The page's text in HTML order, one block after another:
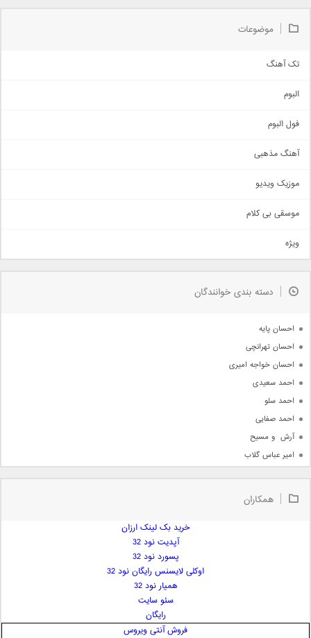
موضوعات
تک آهنگ
اجتماعی
حماسی
سنتی
اهنگ بندرعباسی
دمو
مذهبی
جدیدترین ها
البوم
فول البوم
آهنگ مذهبی
موزیک ویدیو
موسقی بی کلام
ویژه
دسته بندی خوانندگان
احسان پایه
احسان تهرانچی
احسان خواجه امیری
احمد سعیدی
احمد سلو
احمد صفایی
آرش  و مسیح
امیر عباس گلاب
امیر علی
همکاران
خرید بک لینک ارزان
آپدیت نود 32
پسورد نود 32
اوکلی لایسنس رایگان نود 32
همیار نود 32
سئو سایت
رایگان
فروش آنتی ویروس